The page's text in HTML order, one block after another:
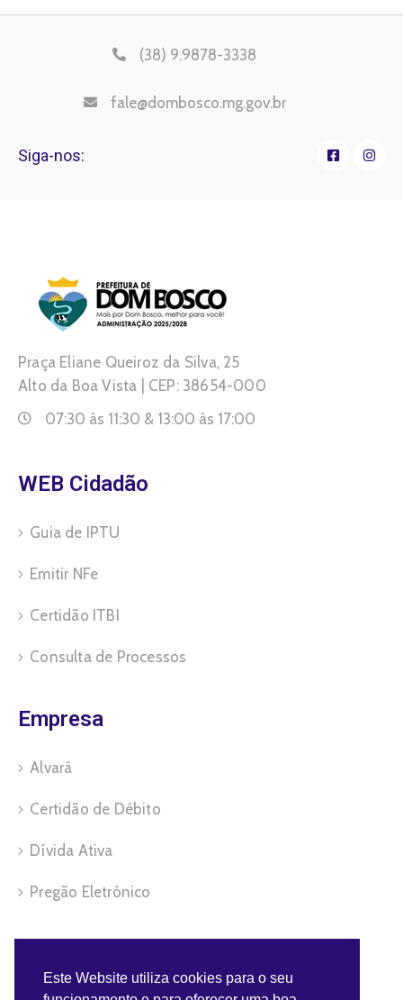
(38) 9.9878-3338
fale@dombosco.mg.gov.br
Siga-nos:
Praça Eliane Queiroz da Silva, 25
Alto da Boa Vista | CEP: 38654-000
07:30 às 11:30 & 13:00 às 17:00
WEB Cidadão
Guia de IPTU
Emitir NFe
Certidão ITBI
Consulta de Processos
Empresa
Alvará
Certidão de Débito
Dívida Ativa
Pregão Eletrônico
Este Website utiliza cookies para o seu